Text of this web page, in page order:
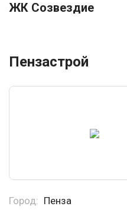
ЖК Созвездие
Пензастрой
Город: Пенза